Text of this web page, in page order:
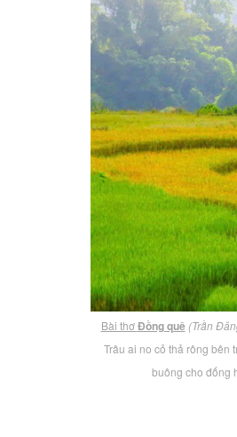
Bài thơĐồng quê (Trần
Trâu ai no cỏ thả rông bên
buông cho đống